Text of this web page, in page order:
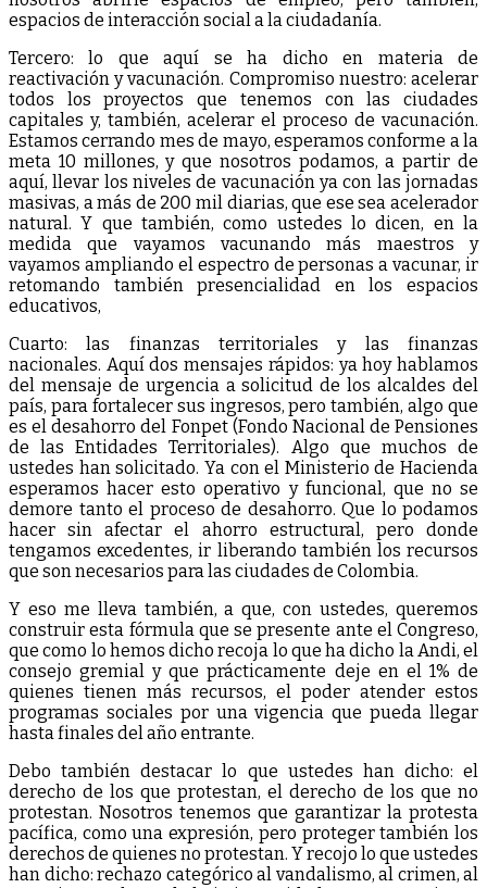
espacios de interacción social a la ciudadanía.
Tercero: lo que aquí se ha dicho en materia de
reactivación y vacunación. Compromiso nuestro: acelerar
todos los proyectos que tenemos con las ciudades
capitales y, también, acelerar el proceso de vacunación.
Estamos cerrando mes de mayo, esperamos conforme a la
meta 10 millones, y que nosotros podamos, a partir de
aquí, llevar los niveles de vacunación ya con las jornadas
masivas, a más de 200 mil diarias, que ese sea acelerador
natural. Y que también, como ustedes lo dicen, en la
medida que vayamos vacunando más maestros y
vayamos ampliando el espectro de personas a vacunar, ir
retomando también presencialidad en los espacios
educativos,
Cuarto: las finanzas territoriales y las finanzas
nacionales. Aquí dos mensajes rápidos: ya hoy hablamos
del mensaje de urgencia a solicitud de los alcaldes del
país, para fortalecer sus ingresos, pero también, algo que
es el desahorro del Fonpet (Fondo Nacional de Pensiones
de las Entidades Territoriales). Algo que muchos de
ustedes han solicitado. Ya con el Ministerio de Hacienda
esperamos hacer esto operativo y funcional, que no se
demore tanto el proceso de desahorro. Que lo podamos
hacer sin afectar el ahorro estructural, pero donde
tengamos excedentes, ir liberando también los recursos
que son necesarios para las ciudades de Colombia.
Y eso me lleva también, a que, con ustedes, queremos
construir esta fórmula que se presente ante el Congreso,
que como lo hemos dicho recoja lo que ha dicho la Andi, el
consejo gremial y que prácticamente deje en el 1% de
quienes tienen más recursos, el poder atender estos
programas sociales por una vigencia que pueda llegar
hasta finales del año entrante.
Debo también destacar lo que ustedes han dicho: el
derecho de los que protestan, el derecho de los que no
protestan. Nosotros tenemos que garantizar la protesta
pacífica, como una expresión, pero proteger también los
derechos de quienes no protestan. Y recojo lo que ustedes
han dicho: rechazo categórico al vandalismo, al crimen, al